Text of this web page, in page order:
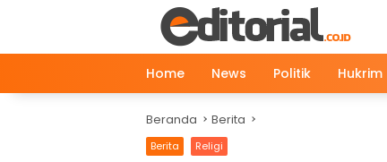
Home
News Politik Hukrim
Beranda Berita
Berita Religi